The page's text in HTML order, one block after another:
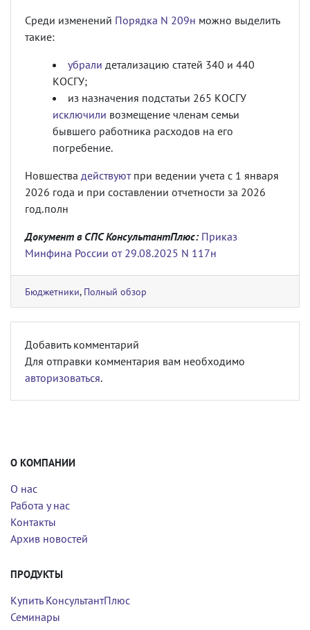
Среди изменений Порядка N 209н можно выделить
такие:
убрали детализацию статей 340 и 440
КОСГУ;
из назначения подстатьи 265 КОСГУ
исключили возмещение членам семьи
бывшего работника расходов на его
погребение.
Новшества действуютпри ведении учета с 1 января
2026 года и при составлении отчетности за 2026
год.полн
Документ в СПС КонсультантПлюс: Приказ
Минфина России от 29.08.2025 N 117н
Бюджетники, Полный обзор
Добавить комментарий
Для отправки комментария вам необходимо
авторизоваться.
О КОМПАНИИ
О нас
Работа у нас
Контакты
Архив новостей
ПРОДУКТЫ
Купить КонсультантПлюс
Семинары